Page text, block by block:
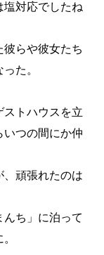
塩対応でしたね
らや彼女たち
た。
ストハウスを立
いつの間にか仲
、頑張れたのは
ち」に泊って